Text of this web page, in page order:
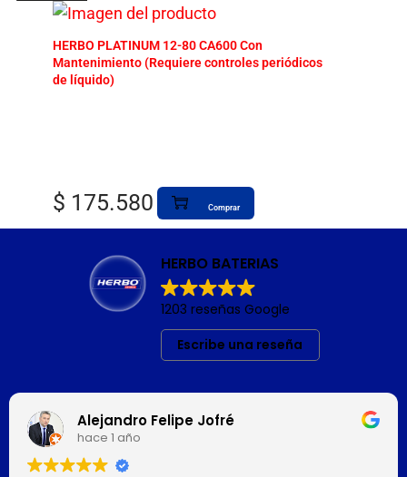
HERBO PLATINUM 12-80 CA600 Con
Mantenimiento (Requiere controles periódicos
de líquido)
$ 175.580 Comprar
HERBO BATERIAS
1203 reseñas Google
Escribe una reseña
Alejandro Felipe Jofré
hace 1 año